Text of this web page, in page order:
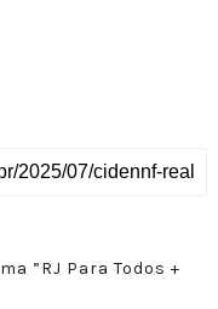
”RJ Para Todos +